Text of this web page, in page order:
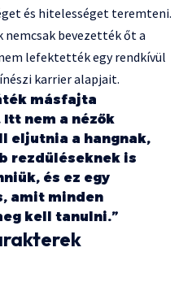
és hitelességet teremteni.
nemcsak bevezették őt a
lefektették egy rendkívül
karrier alapjait.
másfajta
nem a nézők
eljutnia a hangnak,
rezdüléseknek is
és ez egy
amit minden
kell tanulni.”